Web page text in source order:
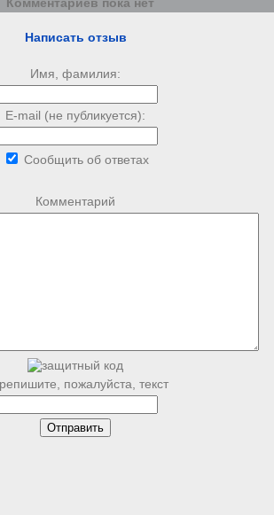
Написать отзыв
Имя, фамилия:
E-mail (не публикуется):
Сообщить об ответах
Комментарий
пожалуйста, текст